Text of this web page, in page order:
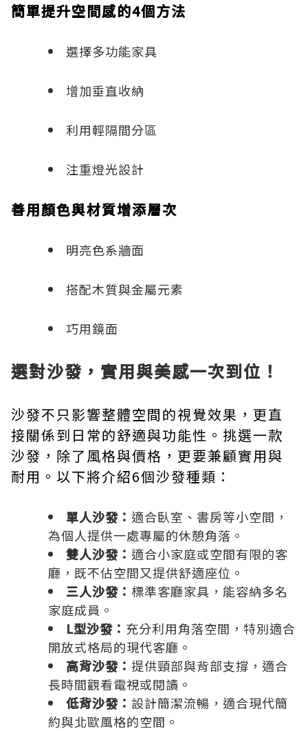
簡單提升空間感的4個方法
選擇多功能家具
增加垂直收納
利用輕隔間分區
注重燈光設計
善用顏色與材質增添層次
明亮色系牆面
搭配木質與金屬元素
巧用鏡面
選對沙發，實用與美感一次到位！
沙發不只影響整體空間的視覺效果，更直
接關係到日常的舒適與功能性。挑選一款
沙發，除了風格與價格，更要兼顧實用與
耐用。以下將介紹6個沙發種類：
單人沙發： 適合臥室、書房等小空間，
為個人提供一處專屬的休憩角落。
雙人沙發： 適合小家庭或空間有限的客
廳，既不佔空間又提供舒適座位。
三人沙發： 標準客廳家具，能容納多名
家庭成員。
L型沙發： 充分利用角落空間，特別適合
開放式格局的現代客廳。
高背沙發： 提供頸部與背部支撐，適合
長時間觀看電視或閱讀。
低背沙發： 設計簡潔流暢，適合現代簡
約與北歐風格的空間。